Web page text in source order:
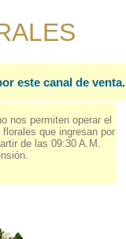
este canal de venta.
nos permiten operar el
que ingresan por
de las 09:30 A.M.